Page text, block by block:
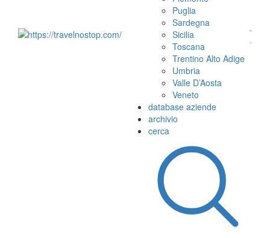
Puglia
Sardegna
Sicilia
Toscana
Trentino Alto Adige
Umbria
Valle D’Aosta
Veneto
database aziende
archivio
cerca